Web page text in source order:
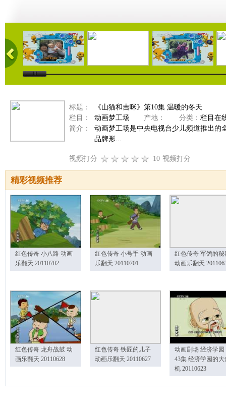
02:44 02:50 02:48
标题：
《山猫和吉咪》第10集 温暖的冬天
栏目：
动画梦工场 产地： 分类： 栏目在
简介：
动画梦工场是中央电视台少儿频道推出的
品牌形...
视频打分 10 视频打分
精彩视频推荐
红色传奇 小八路 动画
乐翻天 20110702
红色传奇 小号手 动画
乐翻天 20110701
红色传奇 军鸽的秘
动画乐翻天
红色传奇 龙舟战鼓 动
画乐翻天 20110628
红色传奇 铁匠的儿子
动画乐翻天 20110627
动画剧场 经济学园
43集 经济学园的大
机 20110623